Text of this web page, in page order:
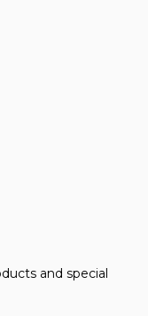
and special